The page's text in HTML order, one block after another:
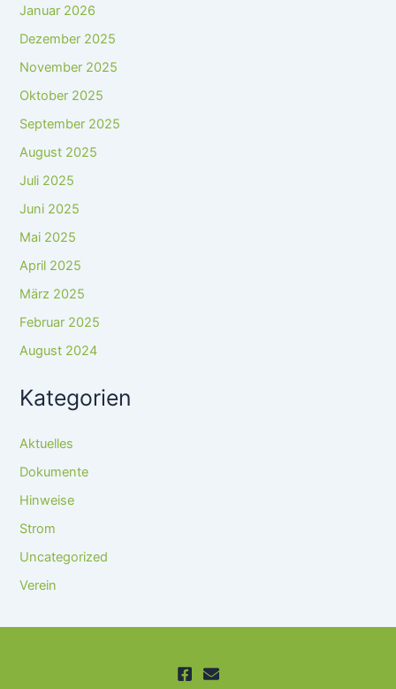
Januar 2026
Dezember 2025
November 2025
Oktober 2025
September 2025
August 2025
Juli 2025
Juni 2025
Mai 2025
April 2025
März 2025
Februar 2025
August 2024
Kategorien
Aktuelles
Dokumente
Hinweise
Strom
Uncategorized
Verein